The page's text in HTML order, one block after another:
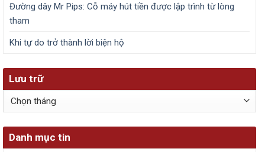
Đường dây Mr Pips: Cỗ máy hút tiền được lập trình từ lòng
tham
Khi tự do trở thành lời biện hộ
Lưu trữ
Lưu
trữ
Danh mục tin